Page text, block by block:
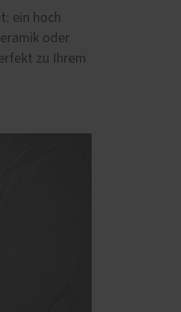
ein hoch
oder
zu Ihrem